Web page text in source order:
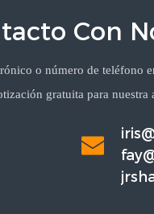
Con
o número de teléfono
gratuita para nuestra